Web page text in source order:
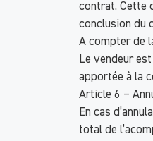
contrat. Cette
conclusion du
A compter de
Le vendeur
apportée à la
Article 6 –
En cas
total de